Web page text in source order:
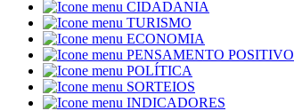
CIDADANIA
TURISMO
ECONOMIA
PENSAMENTO POSITIVO
POLÍTICA
SORTEIOS
INDICADORES